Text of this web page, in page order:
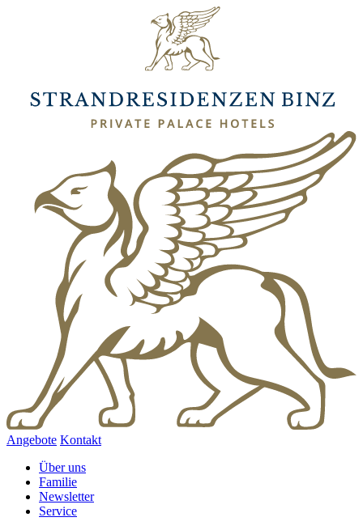
Angebote Kontakt
Über uns
Familie
Newsletter
Service